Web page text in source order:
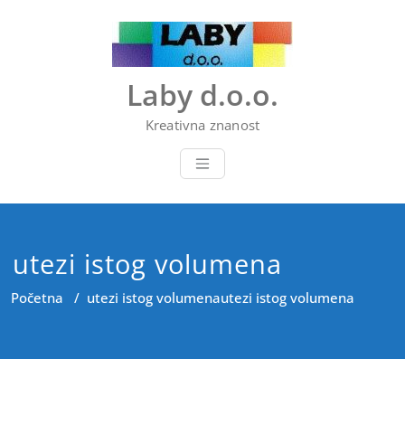
Laby d.o.o.
Kreativna znanost
utezi istog volumena
Početna / utezi istog volumenautezi istog volumena